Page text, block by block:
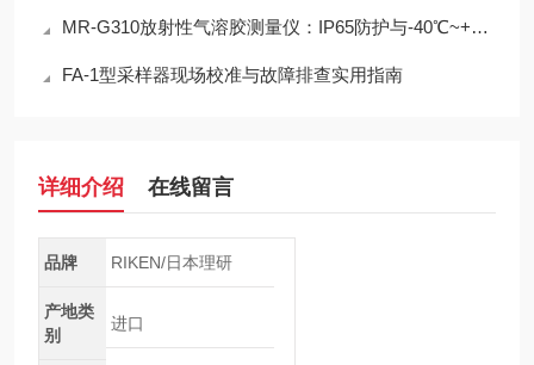
MR-G310放射性气溶胶测量仪：IP65防护与-40℃~+50℃宽温工作能力
FA-1型采样器现场校准与故障排查实用指南
详细介绍 在线留言
品牌 RIKEN/日本理研
产地类
别
进口